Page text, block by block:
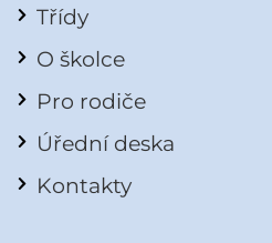
Třídy
O školce
Pro rodiče
Úřední deska
Kontakty